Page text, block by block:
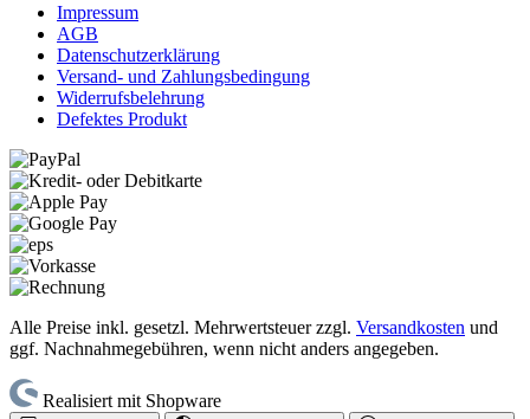
Impressum
AGB
Datenschutzerklärung
Versand- und Zahlungsbedingung
Widerrufsbelehrung
Defektes Produkt
Alle Preise inkl. gesetzl. Mehrwertsteuer zzgl. Versandkosten und
ggf. Nachnahmegebühren, wenn nicht anders angegeben.
Realisiert mit Shopware